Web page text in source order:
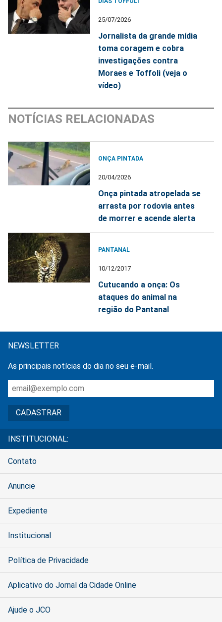
25/07/2026
Jornalista da grande mídia
toma coragem e cobra
investigações contra
Moraes e Toffoli (veja o
vídeo)
NOTÍCIAS RELACIONADAS
ONÇA PINTADA
20/04/2026
Onça pintada atropelada se
arrasta por rodovia antes
de morrer e acende alerta
PANTANAL
10/12/2017
Cutucando a onça: Os
ataques do animal na
região do Pantanal
NEWSLETTER
As principais notícias do dia no seu e-mail.
INSTITUCIONAL:
Contato
Anuncie
Expediente
Institucional
Política de Privacidade
Aplicativo do Jornal da Cidade Online
Ajude o JCO